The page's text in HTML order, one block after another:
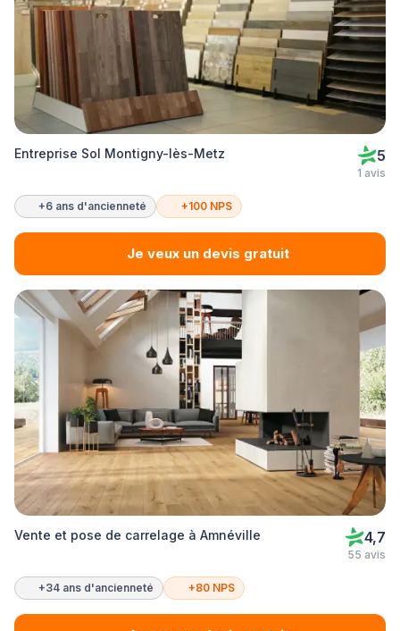
Entreprise Sol Montigny-lès-Metz 5
1 avis
+6 ans d'ancienneté +100 NPS
Je veux un devis gratuit
Vente et pose de carrelage à Amnéville 4,7
55 avis
+34 ans d'ancienneté +80 NPS